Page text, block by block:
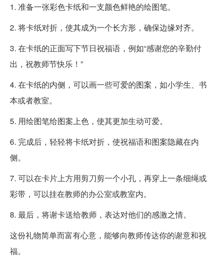
1. 准备一张彩色卡纸和一支颜色鲜艳的绘图笔。
2. 将卡纸对折，使其成为一个长方形，确保边缘对齐。
3. 在卡纸的正面写下节日祝福语，例如“感谢您的辛勤付
出，祝教师节快乐！”
4. 在卡纸的内侧，可以画一些可爱的图案，如小学生、书
本或者教室。
5. 用绘图笔给图案上色，使其更加生动可爱。
6. 完成后，轻轻将卡纸对折，使祝福语和图案隐藏在内
侧。
7. 可以在卡片上方用剪刀剪一个小孔，再穿上一条细绳或
彩带，可以挂在教师的办公室或教室内。
8. 最后，将谢卡送给教师，表达对他们的感激之情。
这份礼物简单而富有心意，能够向教师传达你的谢意和祝
福。